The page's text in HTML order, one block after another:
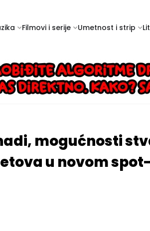
Filmovi i serije Umetnost i strip
mogućnosti
u novom